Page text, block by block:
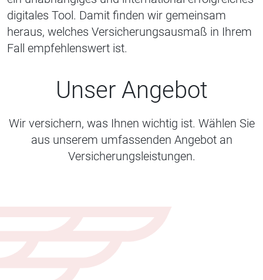
digitales Tool. Damit finden wir gemeinsam
heraus, welches Versicherungsausmaß in Ihrem
Fall empfehlenswert ist.
Unser Angebot
Wir versichern, was Ihnen wichtig ist. Wählen Sie
aus unserem umfassenden Angebot an
Versicherungsleistungen.